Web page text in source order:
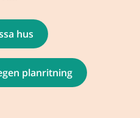
hus
planritning